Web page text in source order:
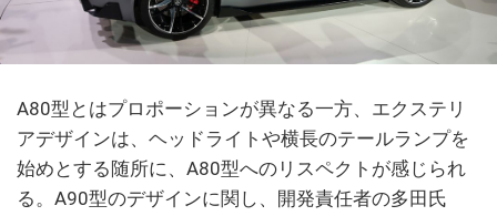
A80型とはプロポーションが異なる一方、エクステリ
アデザインは、ヘッドライトや横長のテールランプを
始めとする随所に、A80型へのリスペクトが感じられ
る。A90型のデザインに関し、開発責任者の多田氏